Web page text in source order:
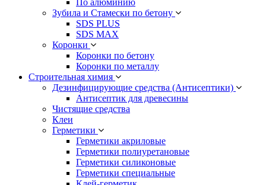
Зубила и Стамески по бетону
SDS PLUS
SDS MAX
Коронки
Коронки по бетону
Коронки по металлу
Строительная химия
Дезинфицирующие средства (Антисептики)
Антисептик для древесины
Чистящие средства
Клеи
Герметики
Герметики акриловые
Герметики полиуретановые
Герметики силиконовые
Герметики специальные